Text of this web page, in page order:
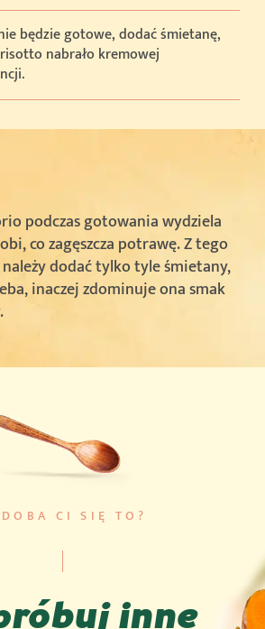
będzie gotowe, dodać śmietanę,
nabrało kremowej
podczas gotowania wydziela
co zagęszcza potrawę. Z tego
dodać tylko tyle śmietany,
inaczej zdominuje ona smak
CI SIĘ TO?
inne